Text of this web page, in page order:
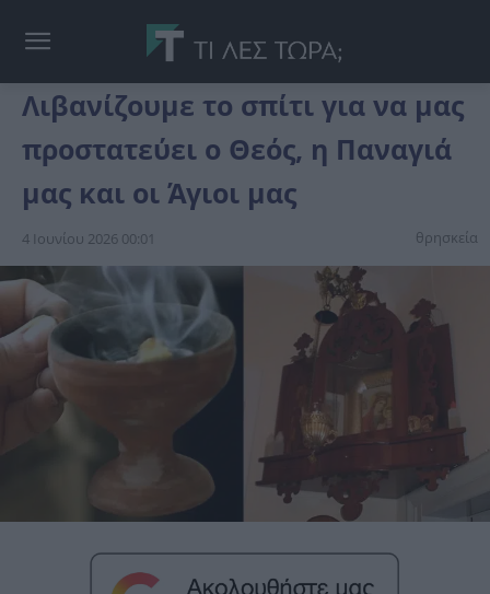
Λιβανίζουμε το σπίτι για να μας
προστατεύει ο Θεός, η Παναγιά
μας και οι Άγιοι μας
4 Ιουνίου 2026 00:01 θρησκεία